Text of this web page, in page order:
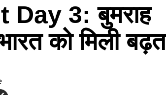
3: बुमराह
को मिली बढ़त